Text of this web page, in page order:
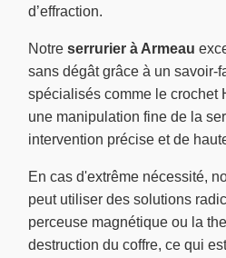
d’effraction.
Notre serrurier à Armeau
sans dégât grâce à un savoir-
spécialisés comme le crochet
une manipulation fine de la
intervention précise et de
En cas d'extrême nécessité,
peut utiliser des solutions
perceuse magnétique ou la
destruction du coffre, ce qui